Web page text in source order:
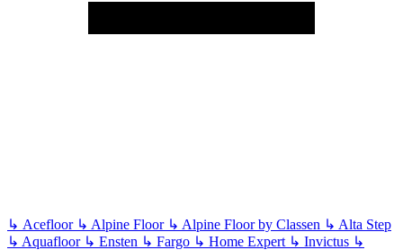
↳ Acefloor ↳ Alpine Floor ↳ Alpine Floor by Classen ↳ Alta Step
↳ Aquafloor ↳ Ensten ↳ Fargo ↳ Home Expert ↳ Invictus ↳